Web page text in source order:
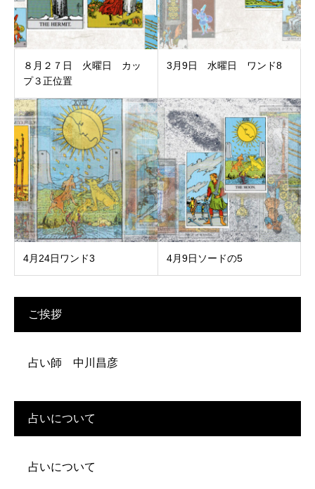
８月２７日 火曜日 カッ
プ３正位置
3月9日 水曜日 ワンド8
4‌月‌24‌日‌ワ‌ン‌ド‌3‌ ‌ 4月9日ソードの5
ご挨拶
占い師 中川昌彦
占いについて
占いについて